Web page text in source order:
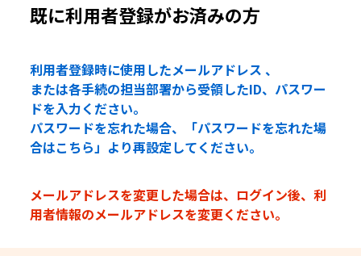
既に利用者登録がお済みの方
利用者登録時に使用したメールアドレス 、
または各手続の担当部署から受領したID、パスワー
ドを入力ください。
パスワードを忘れた場合、「パスワードを忘れた場
合はこちら」より再設定してください。
メールアドレスを変更した場合は、ログイン後、利
用者情報のメールアドレスを変更ください。